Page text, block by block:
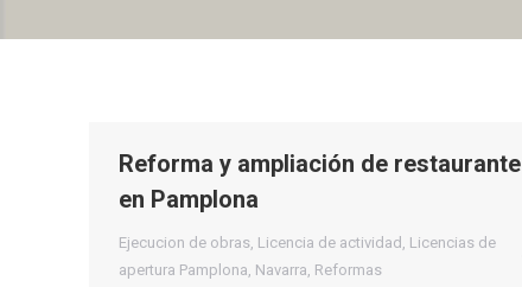
Reforma y ampliación de restaurante
en Pamplona
Ejecucion de obras, Licencia de actividad , Licencias de
apertura Pamplona, Navarra, Reformas